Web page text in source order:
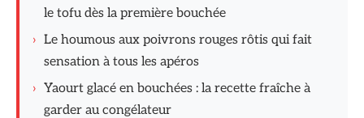
le tofu dès la première bouchée
› Le houmous aux poivrons rouges rôtis qui fait
sensation à tous les apéros
› Yaourt glacé en bouchées : la recette fraîche à
garder au congélateur